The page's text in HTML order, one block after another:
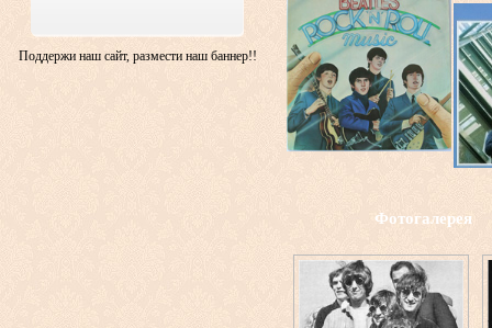
Фотогалерея
Поддержи наш сайт, размести наш баннер!!